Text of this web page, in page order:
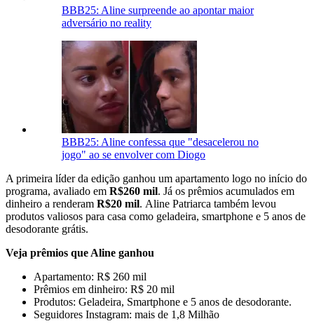
BBB25: Aline surpreende ao apontar maior
adversário no reality
BBB25: Aline confessa que "desacelerou no
jogo" ao se envolver com Diogo
A primeira líder da edição ganhou um apartamento logo no início do
programa, avaliado em R$260 mil. Já os prêmios acumulados em
dinheiro a renderam R$20 mil. Aline Patriarca também levou
produtos valiosos para casa como geladeira, smartphone e 5 anos de
desodorante grátis.
Veja prêmios que Aline ganhou
Apartamento: R$ 260 mil
Prêmios em dinheiro: R$ 20 mil
Produtos: Geladeira, Smartphone e 5 anos de desodorante.
Seguidores Instagram: mais de 1,8 Milhão